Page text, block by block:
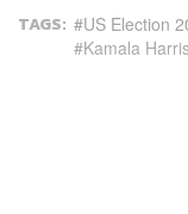
TAGS: US Election
Kamala